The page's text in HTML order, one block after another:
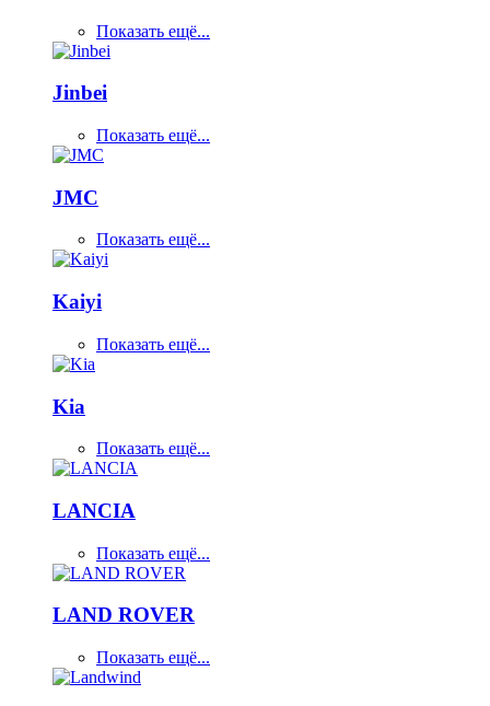
Показать ещё...
Jinbei
Показать ещё...
JMC
Показать ещё...
Kaiyi
Показать ещё...
Kia
Показать ещё...
LANCIA
Показать ещё...
LAND ROVER
Показать ещё...